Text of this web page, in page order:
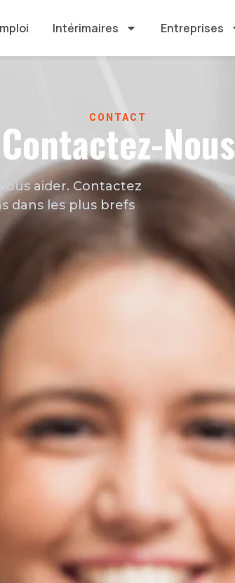
Intérimaires Entreprises
CONTACT
Contactez-Nous
aider. Contactez
dans les plus brefs